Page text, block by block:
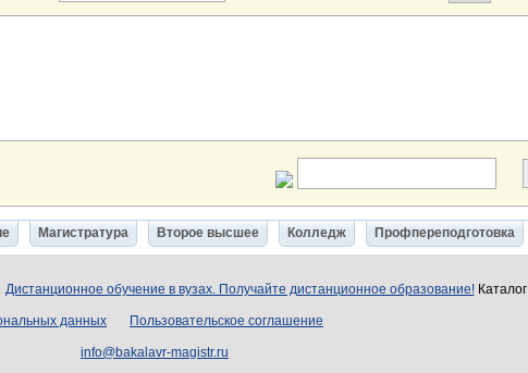
Магистратура Второе высшее Колледж Профпереподготовка
Дистанционное обучение в вузах. Получайте дистанционное образование!Каталог
данных Пользовательское соглашение
info@bakalavr-magistr.ru